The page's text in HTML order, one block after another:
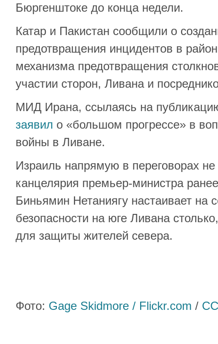
Бюргенштоке до конца недели.
Катар и Пакистан сообщили о
предотвращения инцидентов в
механизма предотвращения
участии сторон, Ливана и
МИД Ирана, ссылаясь на
заявил о «большом прогрессе» в
войны в Ливане.
Израиль напрямую в переговорах не
канцелярия премьер-министра
Биньямин Нетаниягу настаивает на
безопасности на юге Ливана
для защиты жителей севера.
Фото: Gage Skidmore / Flickr.com /